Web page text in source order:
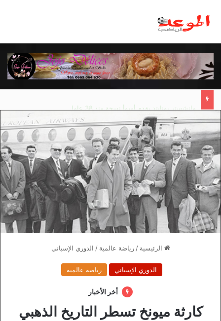
الرئيسية / رياضة عالمية / الدوري الإسباني
الدوري الإسباني رياضة عالمية
أخر الأخبار
كارثة ميونخ تسطر التاريخ الذهبي